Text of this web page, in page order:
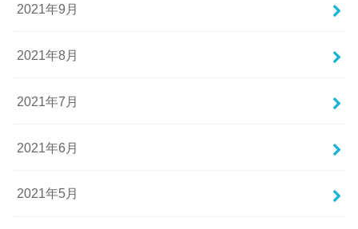
2021年9月
2021年8月
2021年7月
2021年6月
2021年5月